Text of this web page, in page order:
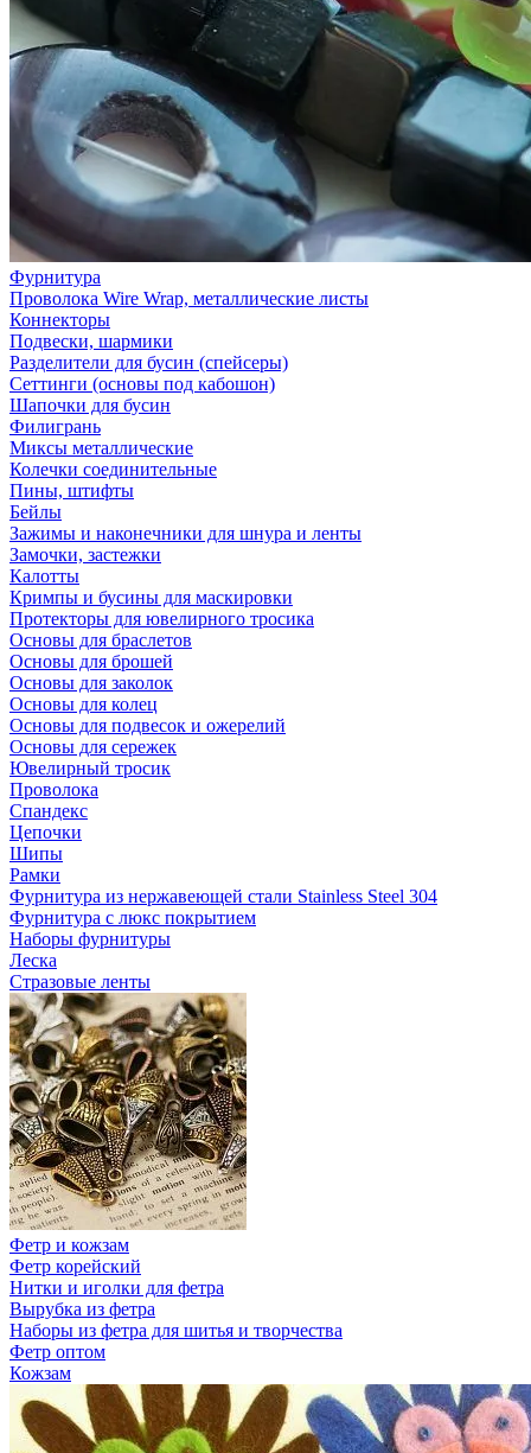
Фурнитура
Проволока Wire Wrap, металлические листы
Коннекторы
Подвески, шармики
Разделители для бусин (спейсеры)
Сеттинги (основы под кабошон)
Шапочки для бусин
Филигрань
Миксы металлические
Колечки соединительные
Пины, штифты
Бейлы
Зажимы и наконечники для шнура и ленты
Замочки, застежки
Калотты
Кримпы и бусины для маскировки
Протекторы для ювелирного тросика
Основы для браслетов
Основы для брошей
Основы для заколок
Основы для колец
Основы для подвесок и ожерелий
Основы для сережек
Ювелирный тросик
Проволока
Спандекс
Цепочки
Шипы
Рамки
Фурнитура из нержавеющей стали Stainless Steel 304
Фурнитура с люкс покрытием
Наборы фурнитуры
Леска
Стразовые ленты
Фетр и кожзам
Фетр корейский
Нитки и иголки для фетра
Вырубка из фетра
Наборы из фетра для шитья и творчества
Фетр оптом
Кожзам